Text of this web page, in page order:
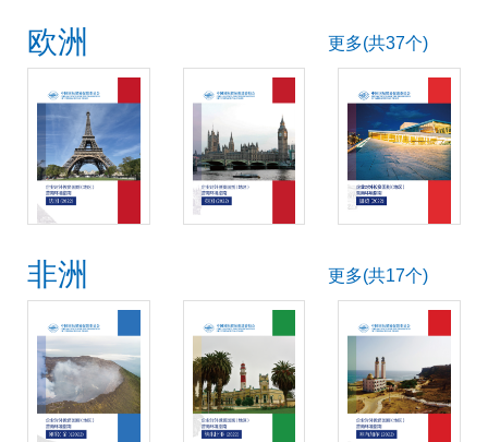
欧洲 更多(共37个)
非洲 更多(共17个)